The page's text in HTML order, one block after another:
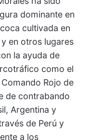
dominante en
cultivada en
en otros lugares
la ayuda de
como el
Rojo de
de contrabando
Argentina y
de Perú y
a los